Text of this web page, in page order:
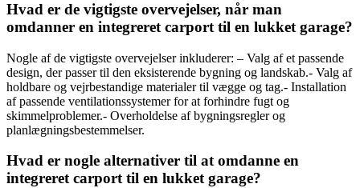
Hvad er de vigtigste overvejelser, når man
omdanner en integreret carport til en lukket garage?
Nogle af de vigtigste overvejelser inkluderer: – Valg af et passende
design, der passer til den eksisterende bygning og landskab.- Valg af
holdbare og vejrbestandige materialer til vægge og tag.- Installation
af passende ventilationssystemer for at forhindre fugt og
skimmelproblemer.- Overholdelse af bygningsregler og
planlægningsbestemmelser.
Hvad er nogle alternativer til at omdanne en
integreret carport til en lukket garage?